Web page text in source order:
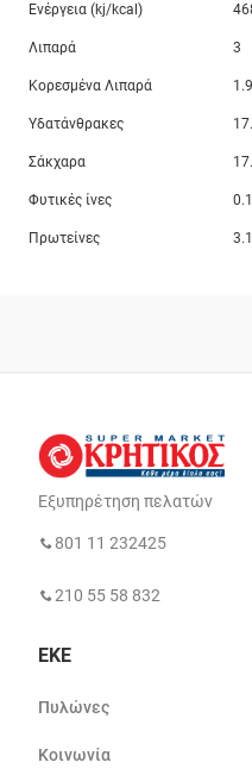
Ενέργεια (kj/kcal)
Λιπαρά 3
Κορεσμένα Λιπαρά 1.9
Υδατάνθρακες
Σάκχαρα
Φυτικές ίνες 0.1
Πρωτείνες 3.1
Εξυπηρέτηση πελατών
801 11 232425
210 55 58 832
ΕΚΕ
Πυλώνες
Κοινωνία